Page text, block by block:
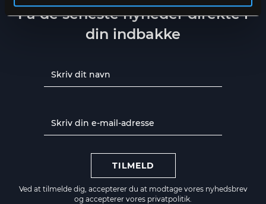
Få de seneste nyheder direkte i
din indbakke
TILMELD
Ved at tilmelde dig, accepterer du at modtage vores nyhedsbrev
og accepterer vores privatpolitik.